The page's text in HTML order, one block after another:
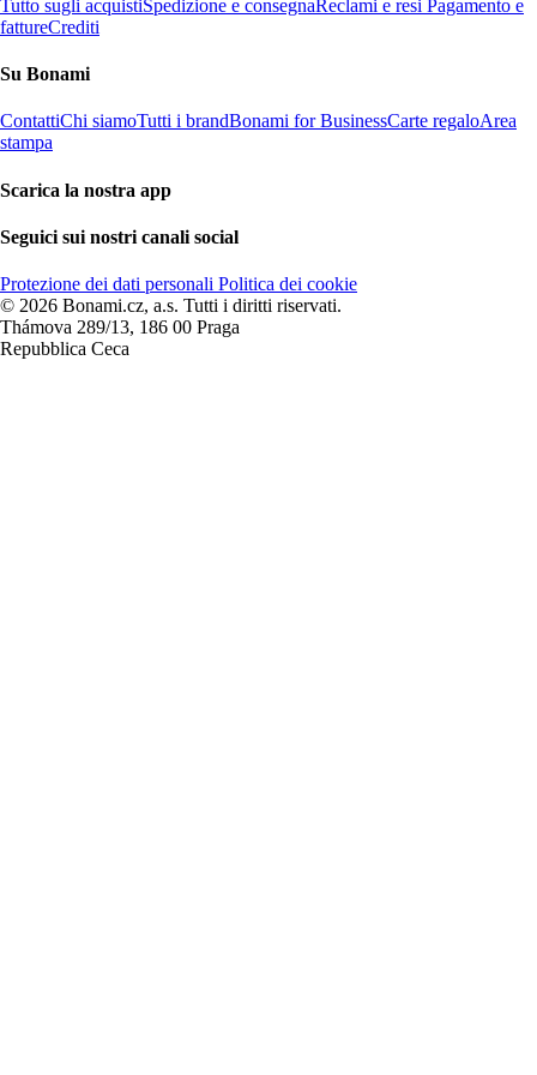
Tutto sugli acquistiSpedizione e consegnaReclami e resi Pagamento e
fattureCrediti
Su Bonami
ContattiChi siamoTutti i brandBonami for BusinessCarte regaloArea
stampa
Scarica la nostra app
Seguici sui nostri canali social
Protezione dei dati personali Politica dei cookie
© 2026 Bonami.cz, a.s. Tutti i diritti riservati.
Thámova 289/13, 186 00 Praga
Repubblica Ceca